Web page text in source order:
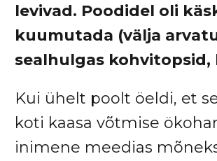
levivad. Poodidel oli
kuumutada (välja
sealhulgas
Kui ühelt poolt öeldi, et
koti kaasa võtmise
inimene meedias